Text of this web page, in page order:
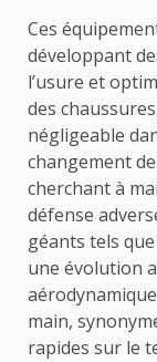
Ces
développant
l’usure et
des
négligeable
changement
cherchant à
défense
géants tels
une évolution
main,
rapides sur le